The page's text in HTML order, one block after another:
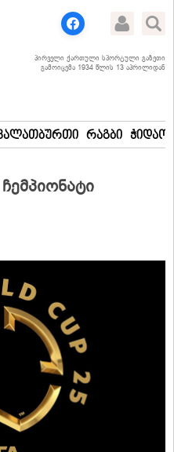
პირველი ქართული სპორტული გაზეთი
გამოიცემა 1934 წლის 13 აპრილიდან
რაგბი